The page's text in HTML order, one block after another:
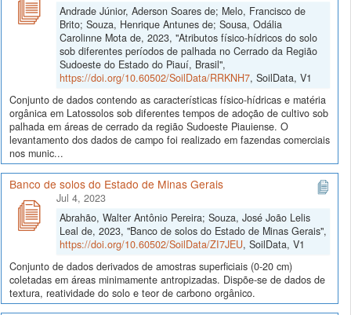
Andrade Júnior, Aderson Soares de; Melo, Francisco de
Brito; Souza, Henrique Antunes de; Sousa, Odália
Carolinne Mota de, 2023, "Atributos físico-hídricos do solo
sob diferentes períodos de palhada no Cerrado da Região
Sudoeste do Estado do Piauí, Brasil",
https://doi.org/10.60502/SoilData/RRKNH7, SoilData, V1
Conjunto de dados contendo as características físico-hídricas e matéria
orgânica em Latossolos sob diferentes tempos de adoção de cultivo sob
palhada em áreas de cerrado da região Sudoeste Piauiense. O
levantamento dos dados de campo foi realizado em fazendas comerciais
nos munic...
Banco de solos do Estado de Minas Gerais
Jul 4, 2023
Abrahão, Walter Antônio Pereira; Souza, José João Lelis
Leal de, 2023, "Banco de solos do Estado de Minas Gerais",
https://doi.org/10.60502/SoilData/ZI7JEU, SoilData, V1
Conjunto de dados derivados de amostras superficiais (0-20 cm)
coletadas em áreas minimamente antropizadas. Dispõe-se de dados de
textura, reatividade do solo e teor de carbono orgânico.